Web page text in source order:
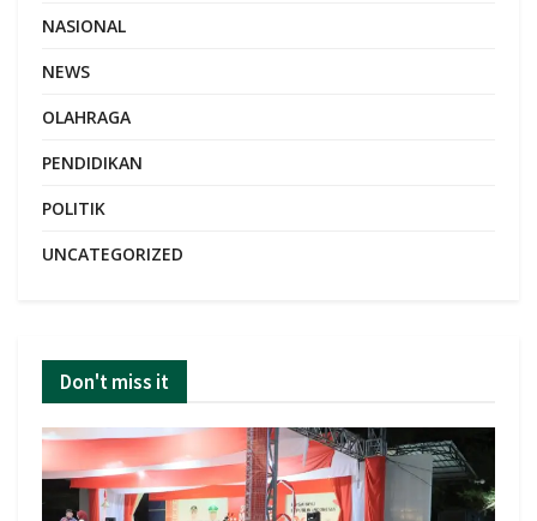
NASIONAL
NEWS
OLAHRAGA
PENDIDIKAN
POLITIK
UNCATEGORIZED
Don't miss it